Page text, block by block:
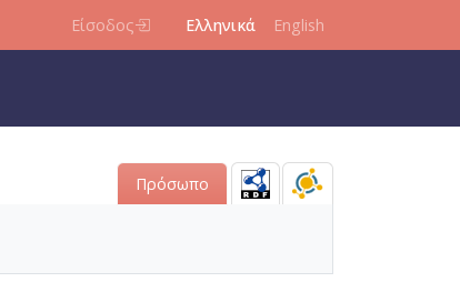
Είσοδος Ελληνικά English
Πρόσωπο